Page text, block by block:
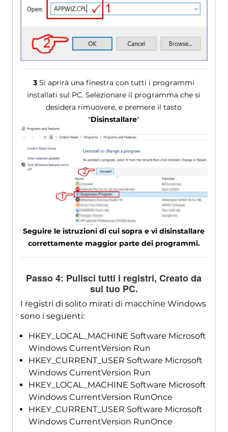
3 Si aprirà una finestra con tutti i programmi
installati sul PC. Selezionare il programma che si
desidera rimuovere, e premere il tasto
"Disinstallare"
Seguire le istruzioni di cui sopra e vi disinstallare
correttamente maggior parte dei programmi.
Passo 4: Pulisci tutti i registri, Creato da
sul tuo PC.
I registri di solito mirati di macchine Windows
sono i seguenti:
HKEY_LOCAL_MACHINE Software Microsoft
Windows CurrentVersion Run
HKEY_CURRENT_USER Software Microsoft
Windows CurrentVersion Run
HKEY_LOCAL_MACHINE Software Microsoft
Windows CurrentVersion RunOnce
HKEY_CURRENT_USER Software Microsoft
Windows CurrentVersion RunOnce